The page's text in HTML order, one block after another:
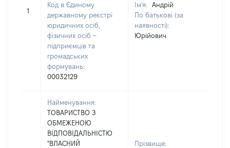
1
Код в Єдиному
державному реєстрі
юридичних осіб,
фізичних осіб –
підприємців та
громадських
формувань:
00032129
Ім'я:
Андрій
По батькові (за
наявності):
Юрійович
Найменування:
ТОВАРИСТВО З
ОБМЕЖЕНОЮ
ВІДПОВІДАЛЬНІСТЮ
"ВЛАСНИЙ
Прізвище: